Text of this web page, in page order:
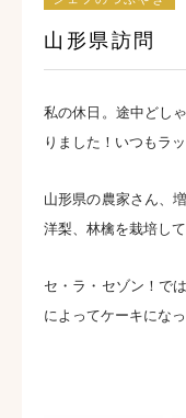
山形県訪問
私の休日。途中どし
りました！いつもラッ
山形県の農家さん、
洋梨、林檎を栽培して
セ・ラ・セゾン！で
によってケーキにな